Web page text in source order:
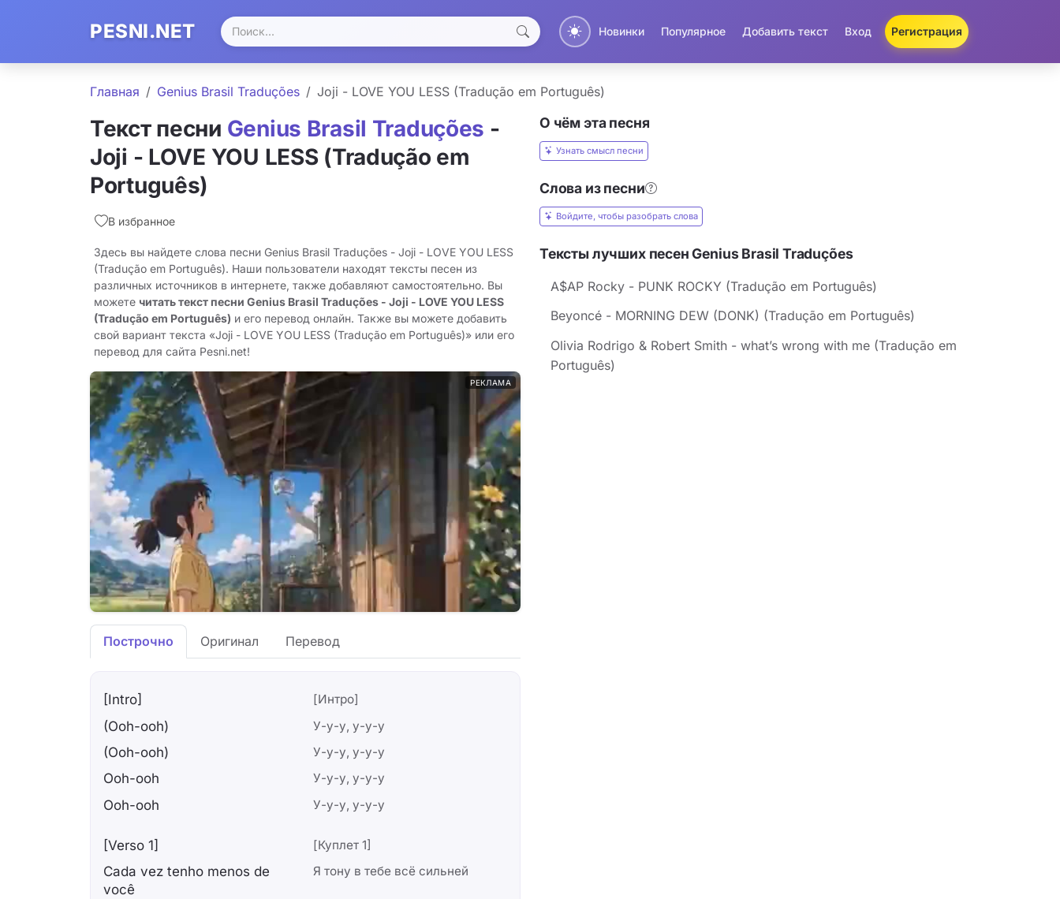
PESNI.NET Новинки Популярное Добавить текст Вход Регистрация
Главная Genius Brasil Traduções Joji - LOVE YOU LESS (Tradução em Português)
Текст песни Genius Brasil Traduções -
Joji - LOVE YOU LESS (Tradução em
Português)
В избранное
Здесь вы найдете слова песни Genius Brasil Traduções - Joji - LOVE YOU LESS
(Tradução em Português). Наши пользователи находят тексты песен из
различных источников в интернете, также добавляют самостоятельно. Вы
можете читать текст песни Genius Brasil Traduções - Joji - LOVE YOU LESS
(Tradução em Português) и его перевод онлайн. Также вы можете добавить
свой вариант текста «Joji - LOVE YOU LESS (Tradução em Português)» или его
перевод для сайта Pesni.net!
РЕКЛАМА
Построчно Оригинал Перевод
[Intro] [Интро]
(Ooh-ooh) У-у-у, у-у-у
(Ooh-ooh) У-у-у, у-у-у
Ooh-ooh У-у-у, у-у-у
Ooh-ooh У-у-у, у-у-у
[Verso 1] [Куплет 1]
Cada vez tenho menos de
você
Я тону в тебе всё сильней
О чём эта песня
Узнать смысл песни
Слова из песни
Войдите, чтобы разобрать слова
Тексты лучших песен Genius Brasil Traduções
A$AP Rocky - PUNK ROCKY (Tradução em Português)
Beyoncé - MORNING DEW (DONK) (Tradução em Português)
Olivia Rodrigo & Robert Smith - what’s wrong with me (Tradução em
Português)